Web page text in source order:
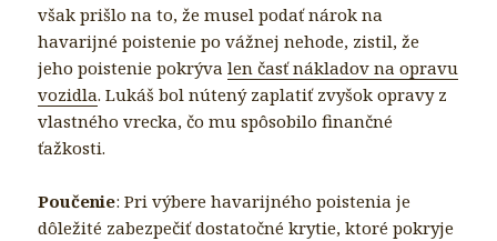
však prišlo na to, že musel podať nárok na
havarijné poistenie po vážnej nehode, zistil, že
jeho poistenie pokrývalen časť nákladov na opravu
vozidla. Lukáš bol nútený zaplatiť zvyšok opravy z
vlastného vrecka, čo mu spôsobilo finančné
ťažkosti.
Poučenie: Pri výbere havarijného poistenia je
dôležité zabezpečiť dostatočné krytie, ktoré pokryje